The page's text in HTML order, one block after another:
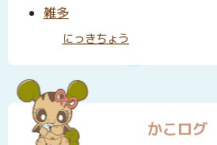
雑多
にっきちょう
かこログ